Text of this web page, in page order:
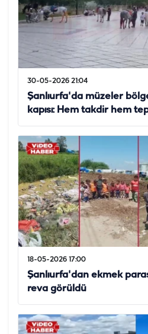
30-05-2026 21:04
Şanlıurfa'da müzeler
kapısı: Hem takdir hem
18-05-2026 17:00
Şanlıurfa'dan ekmek
reva görüldü